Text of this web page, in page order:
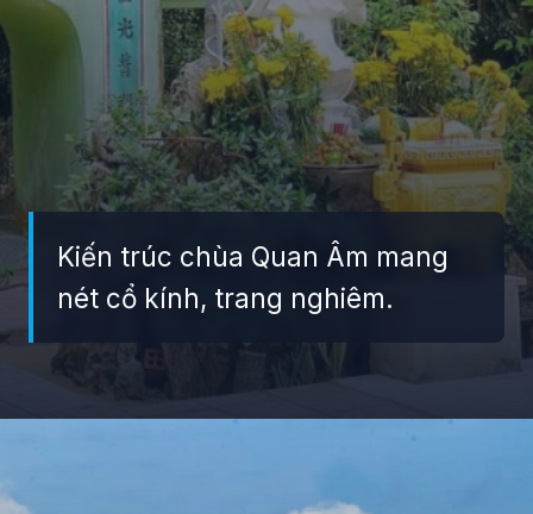
Kiến trúc chùa Quan Âm mang
nét cổ kính, trang nghiêm.